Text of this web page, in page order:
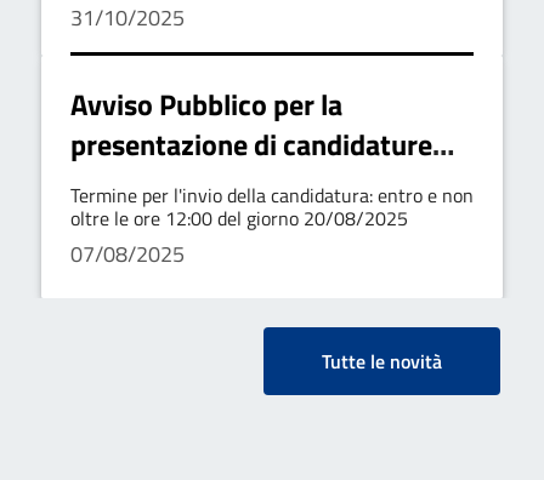
31/10/2025
Avviso Pubblico per la
presentazione di candidature
per "Commissione Locale per il
Paesaggio"
Termine per l'invio della candidatura: entro e non
oltre le ore 12:00 del giorno 20/08/2025
07/08/2025
Tutte le novità